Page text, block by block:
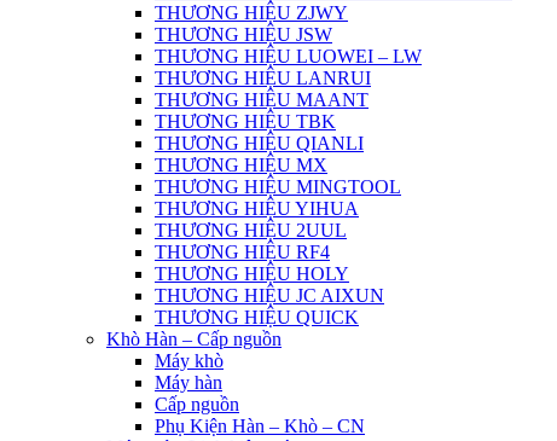
THƯƠNG HIỆU ZJWY
THƯƠNG HIỆU JSW
THƯƠNG HIỆU LUOWEI – LW
THƯƠNG HIỆU LANRUI
THƯƠNG HIỆU MAANT
THƯƠNG HIỆU TBK
THƯƠNG HIỆU QIANLI
THƯƠNG HIỆU MX
THƯƠNG HIỆU MINGTOOL
THƯƠNG HIỆU YIHUA
THƯƠNG HIỆU 2UUL
THƯƠNG HIỆU RF4
THƯƠNG HIỆU HOLY
THƯƠNG HIỆU JC AIXUN
THƯƠNG HIỆU QUICK
Khò Hàn – Cấp nguồn
Máy khò
Máy hàn
Cấp nguồn
Phụ Kiện Hàn – Khò – CN